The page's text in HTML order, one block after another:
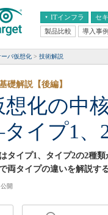
ITインフラ セ
エンタープライズAI
ERP
CX
情報系システム
製品比較 導入事例
ーバ仮想化 技術解説
想化の中
イプ1、2
礎解説【後編】
タイプ1、タイプ2の2種
両タイプの違いを解説する
開